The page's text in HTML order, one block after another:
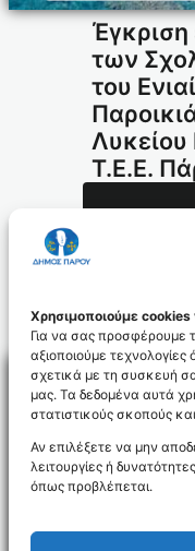
Χρησιμοποιούμε cookies
Για να σας προσφέρουμε
αξιοποιούμε
σχετικά με τη συσκευή
μας. Τα δεδομένα αυτά
στατιστικούς σκοπούς
Αν επιλέξετε να μην
λειτουργίες ή
όπως προβλέπεται.
Έγκριση
των
του
Τ.Ε.Ε.